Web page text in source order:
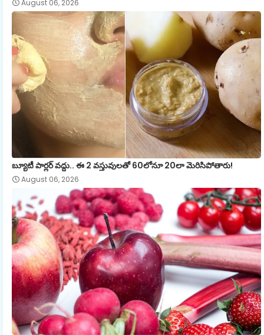
August 06, 2026
బ్యూటీ పార్లర్ వద్దు.. ఈ 2 వస్తువులతో 60లోనూ 20లా మెరిసిపోతారు!
August 06, 2026